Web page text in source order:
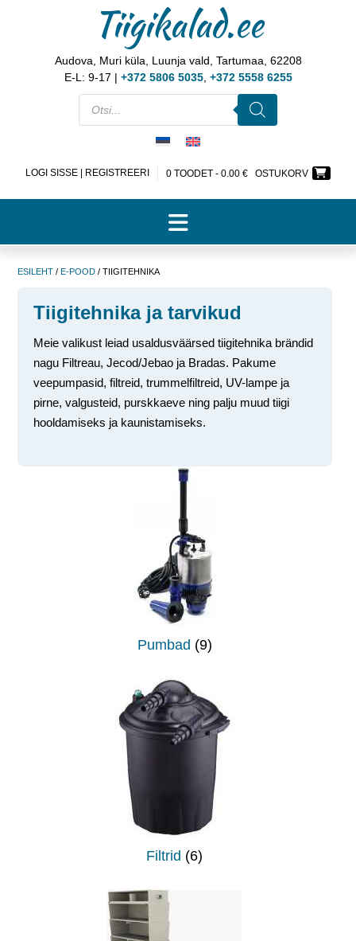
Tiigikalad.ee
Audova, Muri küla, Luunja vald, Tartumaa, 62208
E-L: 9-17 | +372 5806 5035, +372 5558 6255
LOGI SISSE | REGISTREERI 0 TOODET - 0.00 € OSTUKORV
ESILEHT / E-POOD / TIIGITEHNIKA
Tiigitehnika ja tarvikud
Meie valikust leiad usaldusväärsed tiigitehnika brändid
nagu Filtreau, Jecod/Jebao ja Bradas. Pakume
veepumpasid, filtreid, trummelfiltreid, UV-lampe ja
pirne, valgusteid, purskkaeve ning palju muud tiigi
hooldamiseks ja kaunistamiseks.
Pumbad (9)
Filtrid (6)